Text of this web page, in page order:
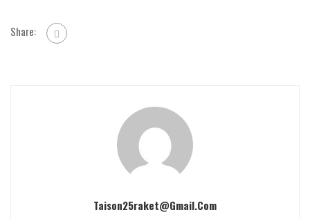
Share:
Taison25raket@gmail.com